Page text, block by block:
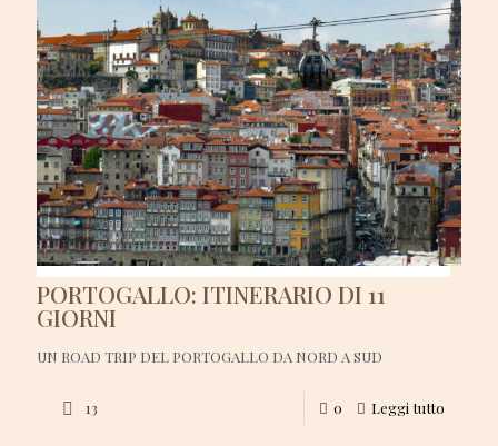
PORTOGALLO: ITINERARIO DI 11
GIORNI
UN ROAD TRIP DEL PORTOGALLO DA NORD A SUD
13 0 Leggi tutto